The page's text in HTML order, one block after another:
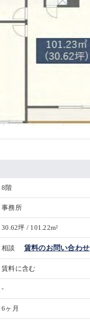
8階
事務所
30.62坪 / 101.22m²
相談 賃料のお問い合わせ
賃料に含む
-
6ヶ月